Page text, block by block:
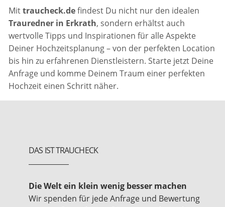
Mittraucheck.defindest Du nicht nur den idealen
Trauredner in Erkrath, sondern erhältst auch
wertvolle Tipps und Inspirationen für alle Aspekte
Deiner Hochzeitsplanung – von der perfekten Location
bis hin zu erfahrenen Dienstleistern. Starte jetzt Deine
Anfrage und komme Deinem Traum einer perfekten
Hochzeit einen Schritt näher.
DAS IST TRAUCHECK
Die Welt ein klein wenig besser machen
Wir spenden für jede Anfrage und Bewertung